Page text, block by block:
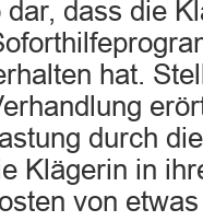
dass die
hat.
durch
Klägerin in
von